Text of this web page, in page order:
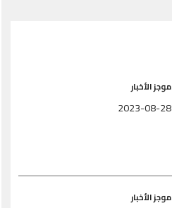
موجز الأخبار
2023-08-28
موجز الأخبار